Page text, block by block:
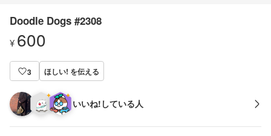
Doodle Dogs #2308
¥ 600
3 ほしい! を伝える
いいね!している人